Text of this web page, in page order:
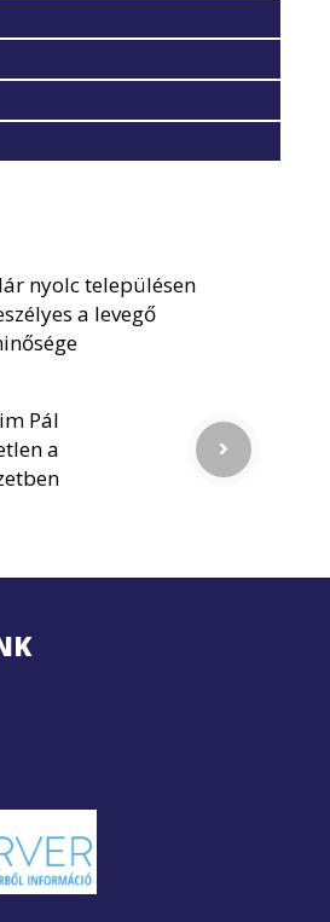
nyolc településen
a levegő
Pál
a